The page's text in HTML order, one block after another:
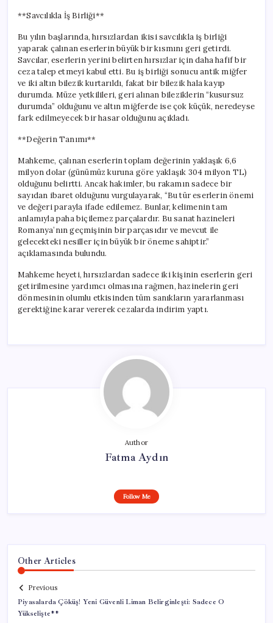
**Savcılıkla İş Birliği**
Bu yılın başlarında, hırsızlardan ikisi savcılıkla iş birliği
yaparak çalınan eserlerin büyük bir kısmını geri getirdi.
Savcılar, eserlerin yerini belirten hırsızlar için daha hafif bir
ceza talep etmeyi kabul etti. Bu iş birliği sonucu antik miğfer
ve iki altın bilezik kurtarıldı, fakat bir bilezik hala kayıp
durumda. Müze yetkilileri, geri alınan bileziklerin “kusursuz
durumda” olduğunu ve altın miğferde ise çok küçük, neredeyse
fark edilmeyecek bir hasar olduğunu açıkladı.
**Değerin Tanımı**
Mahkeme, çalınan eserlerin toplam değerinin yaklaşık 6,6
milyon dolar (günümüz kuruna göre yaklaşık 304 milyon TL)
olduğunu belirtti. Ancak hakimler, bu rakamın sadece bir
sayıdan ibaret olduğunu vurgulayarak, “Bu tür eserlerin önemi
ve değeri parayla ifade edilemez. Bunlar, kelimenin tam
anlamıyla paha biçilemez parçalardır. Bu sanat hazineleri
Romanya’nın geçmişinin bir parçasıdır ve mevcut ile
gelecekteki nesiller için büyük bir öneme sahiptir.”
açıklamasında bulundu.
Mahkeme heyeti, hırsızlardan sadece iki kişinin eserlerin geri
getirilmesine yardımcı olmasına rağmen, hazinelerin geri
dönmesinin olumlu etkisinden tüm sanıkların yararlanması
gerektiğine karar vererek cezalarda indirim yaptı.
Author
Fatma Aydın
Follow Me
Other Articles
Previous
Piyasalarda Çöküş! Yeni Güvenli Liman Belirginleşti: Sadece O
Yükselişte**